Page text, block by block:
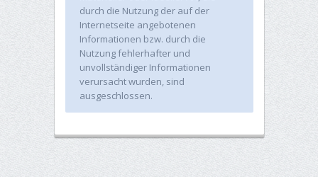
durch die Nutzung der auf der
Internetseite angebotenen
Informationen bzw. durch die
Nutzung fehlerhafter und
unvollständiger Informationen
verursacht wurden, sind
ausgeschlossen.